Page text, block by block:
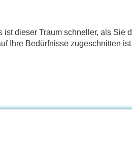
dieser Traum schneller, als Sie
Ihre Bedürfnisse zugeschnitten ist.